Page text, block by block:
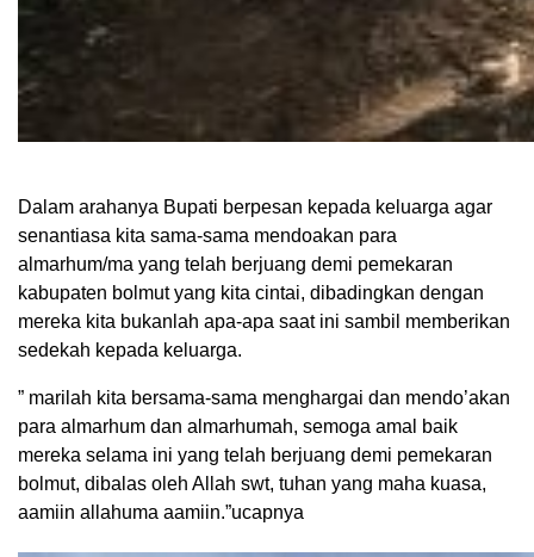
Dalam arahanya Bupati berpesan kepada keluarga agar
senantiasa kita sama-sama mendoakan para
almarhum/ma yang telah berjuang demi pemekaran
kabupaten bolmut yang kita cintai, dibadingkan dengan
mereka kita bukanlah apa-apa saat ini sambil memberikan
sedekah kepada keluarga.
” marilah kita bersama-sama menghargai dan mendo’akan
para almarhum dan almarhumah, semoga amal baik
mereka selama ini yang telah berjuang demi pemekaran
bolmut, dibalas oleh Allah swt, tuhan yang maha kuasa,
aamiin allahuma aamiin.”ucapnya